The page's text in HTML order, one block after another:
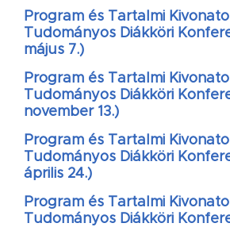
Program és Tartalmi
Tudományos Diákköri
május 7.)
Program és Tartalmi
Tudományos Diákköri
november 13.)
Program és Tartalmi
Tudományos Diákköri
április 24.)
Program és Tartalmi
Tudományos Diákköri